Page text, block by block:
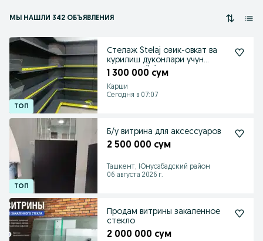
МЫ НАШЛИ 342 ОБЪЯВЛЕНИЯ
Стелаж Stelaj озик-овкат ва
курилиш дуконлари учун
стилаж stilaj
1 300 000 сум
Карши
Сегодня в 07:07
Б/у витрина для аксессуаров
2 500 000 сум
Ташкент, Юнусабадский район
06 августа 2026 г.
Продам витрины закаленное
стекло
2 000 000 сум